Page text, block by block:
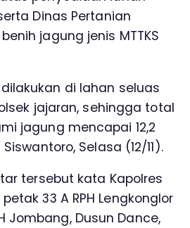
Dinas Pertanian
jagung jenis MTTKS
di lahan seluas
jajaran, sehingga total
jagung mencapai 12,2
Selasa (12/11).
tersebut kata Kapolres
33 A RPH Lengkonglor
Jombang, Dusun Dance,